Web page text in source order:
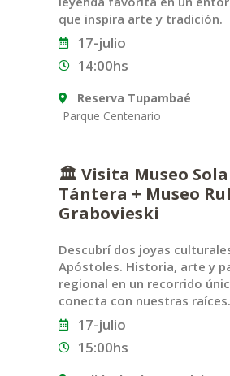
que inspira arte y tradición.
17-julio
14:00hs
Reserva Tupambaé
Parque Centenario
🏛️ Visita Museo
Tántera + Museo
Grabovieski
Descubrí dos joyas
Apóstoles. Historia, arte y
regional en un recorrido
conecta con nuestras raíces.
17-julio
15:00hs